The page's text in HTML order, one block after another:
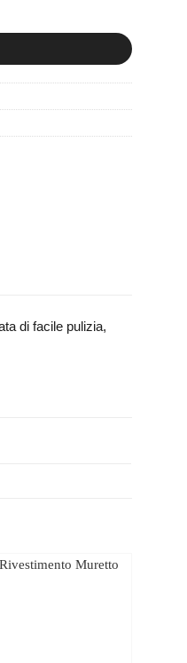
di facile pulizia,